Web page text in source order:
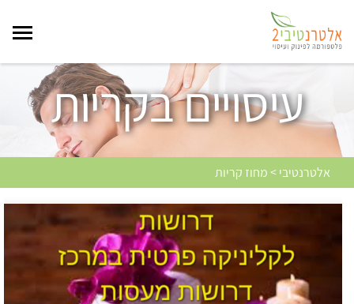
עיסויים בקריות
אלטרנטיבי > מחוז קריות